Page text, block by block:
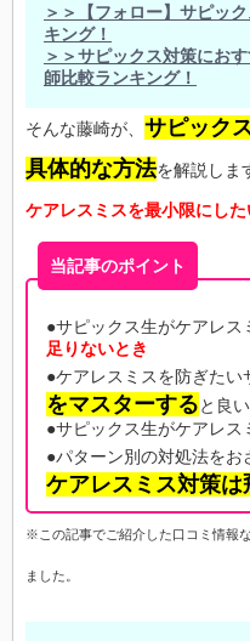
＞＞【フォロー】サピッ
キング！
＞＞サピックス対策にお
師比較ランキング！
そんな藤崎が、 サピック
具体的な方法を解説しま
ケアレスミスを最小限にし
当記事のポイント
●サピックス生がケアレス
足りないとき
●ケアレスミスを防ぎたい
をマスターすると良い
●サピックス生がケアレス
●パターン別の対処法をお
ケアレスミス対策
※この記事でご紹介した口コミ情報な
ました。